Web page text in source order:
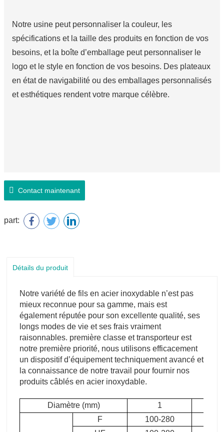
Notre usine peut personnaliser la couleur, les
spécifications et la taille des produits en fonction de vos
besoins, et la boîte d’emballage peut personnaliser le
logo et le style en fonction de vos besoins. Des plateaux
en état de navigabilité ou des emballages personnalisés
et esthétiques rendent votre marque célèbre.
Contact maintenant
part:
Détails du produit
Notre variété de fils en acier inoxydable n’est pas
mieux reconnue pour sa gamme, mais est
également réputée pour son excellente qualité, ses
longs modes de vie et ses frais vraiment
raisonnables. première classe et transporteur est
notre première priorité, nous utilisons efficacement
un dispositif d’équipement techniquement avancé et
la connaissance de notre travail pour fournir nos
produits câblés en acier inoxydable.
Diamètre (mm) 1
F 100-280